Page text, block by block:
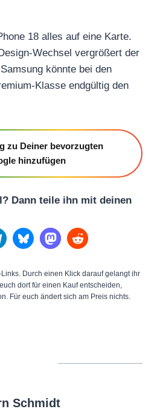
18 alles auf eine Karte.
Wechsel vergrößert der
könnte bei den
Klasse endgültig den
zu Deiner bevorzugten
hinzufügen
Dann teile ihn mit deinen
Durch einen Klick darauf gelangt ihr
dort für einen Kauf entscheiden,
Für euch ändert sich am Preis nichts.
Schmidt